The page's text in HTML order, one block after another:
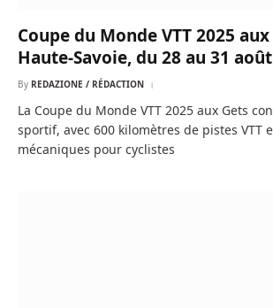
Coupe du Monde VTT 2025
Haute-Savoie, du 28 au 31 août
By REDAZIONE / RÉDACTION
La Coupe du Monde VTT 2025 aux Gets
sportif, avec 600 kilomètres de pistes VTT
mécaniques pour cyclistes